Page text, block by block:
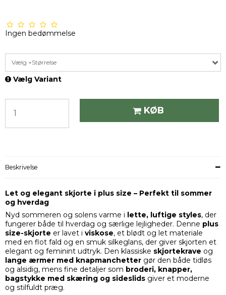
Ingen bedømmelse
Vælg +Størrelse
Vælg Variant
KØB
Beskrivelse
Let og elegant skjorte i plus size – Perfekt til sommer
og hverdag
Nyd sommeren og solens varme i lette, luftige styles, der
fungerer både til hverdag og særlige lejligheder. Denne plus
size-skjorte er lavet i viskose, et blødt og let materiale
med en flot fald og en smuk silkeglans, der giver skjorten et
elegant og feminint udtryk. Den klassiske skjortekrave og
lange ærmer med knapmanchetter gør den både tidløs
og alsidig, mens fine detaljer som broderi, knapper,
bagstykke med skæring og sideslids giver et moderne
og stilfuldt præg.